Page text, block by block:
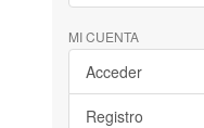
MI CUENTA
Acceder
Registro